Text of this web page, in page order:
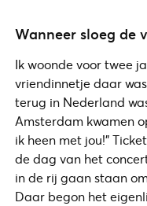
Wanneer sloeg de
Ik woonde voor twee
vriendinnetje daar
terug in Nederland
Amsterdam kwamen
ik heen met jou!”
de dag van het
in de rij gaan staan
Daar begon het